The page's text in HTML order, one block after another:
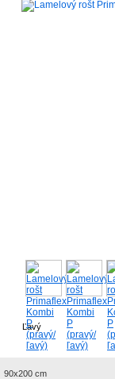
Ľavý
90x200 cm